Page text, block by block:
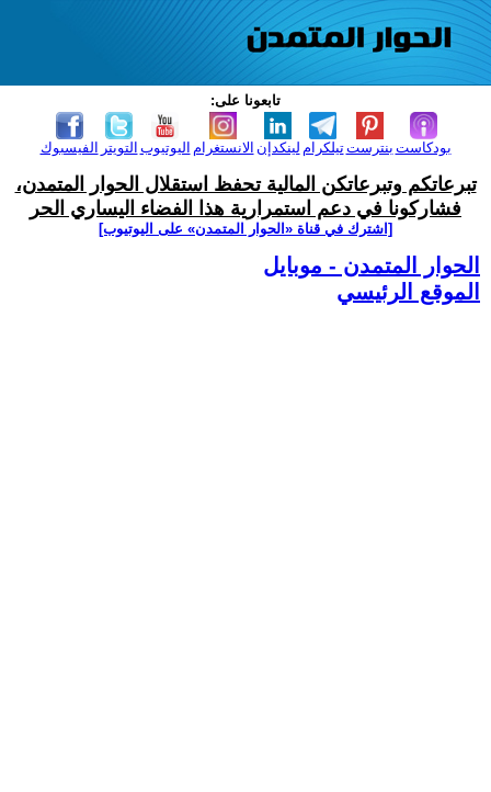
تابعونا على:
الفيسبوك التويتر اليوتيوب الانستغرام لينكدإن تيلكرامبنترست بودكاست
تبرعاتكم وتبرعاتكن المالية تحفظ استقلال الحوار المتمدن،
فشاركونا في دعم استمرارية هذا الفضاء اليساري الحر
[اشترك في قناة ‫«الحوار المتمدن» على اليوتيوب]
الحوار المتمدن - موبايل
الموقع الرئيسي